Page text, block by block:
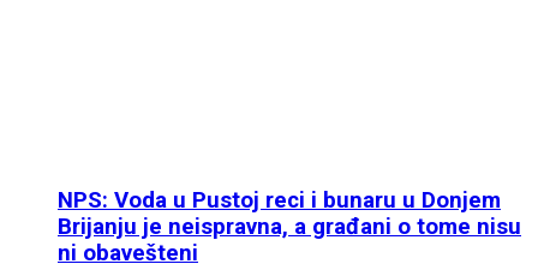
NPS: Voda u Pustoj reci i bunaru u Donjem
Brijanju je neispravna, a građani o tome nisu
ni obavešteni